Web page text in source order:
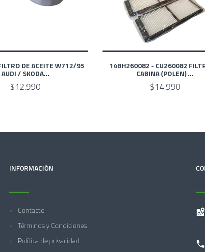
DE ACEITE W712/95
AUDI / SKODA...
$12.990
14BH260082 - CU260082
CABINA (POLEN) ...
$14.990
INFORMACIÓN
Contacto
Términos y Condiciones
Política de privacidad